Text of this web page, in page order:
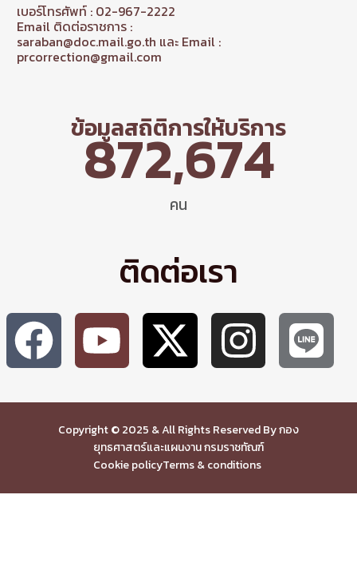
เบอร์โทรศัพท์ : 02-967-2222
Email ติดต่อราชการ :
saraban@doc.mail.go.th และ Email :
prcorrection@gmail.com
ข้อมูลสถิติการให้บริการ
คน
872,674
ติดต่อเรา
Copyright © 2025 & All Rights Reserved By กอง
ยุทธศาสตร์และแผนงาน กรมราชทัณฑ์
Cookie policyTerms & conditions